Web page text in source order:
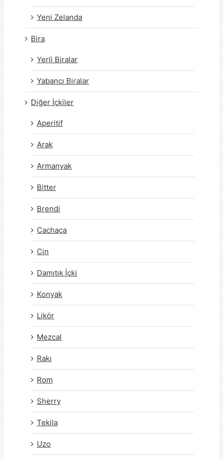
Yeni Zelanda
Bira
Yerli Biralar
Yabancı Biralar
Diğer İçkiler
Aperitif
Arak
Armanyak
Bitter
Brendi
Cachaça
Cin
Damıtık İçki
Konyak
Likör
Mezcal
Rakı
Rom
Sherry
Tekila
Uzo